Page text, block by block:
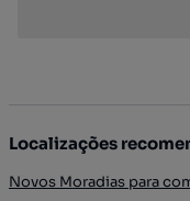
Localizações
Novos Moradias para